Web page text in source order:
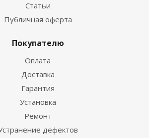
Статьи
Публичная оферта
Покупателю
Оплата
Доставка
Гарантия
Установка
Ремонт
дефектов